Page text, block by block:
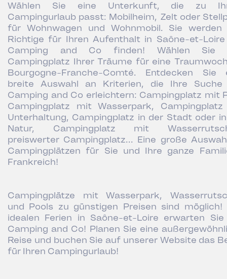
Wählen Sie eine Unterkunft, die zu
Campingurlaub passt: Mobilheim, Zelt oder
für Wohnwagen und Wohnmobil. Sie werden
Richtige für Ihren Aufenthalt in Saône-et-
Camping and Co finden! Wählen Sie
Campingplatz Ihrer Träume für eine
Bourgogne-Franche-Comté. Entdecken Sie
breite Auswahl an Kriterien, die Ihre
Camping and Co erleichtern: Campingplatz mit
Campingplatz mit Wasserpark,
Unterhaltung, Campingplatz in der Stadt oder
Natur, Campingplatz mit
preiswerter Campingplatz... Eine große
Campingplätzen für Sie und Ihre ganze
Frankreich!
Campingplätze mit Wasserpark,
und Pools zu günstigen Preisen sind möglich!
idealen Ferien in Saône-et-Loire erwarten
Camping and Co! Planen Sie eine
Reise und buchen Sie auf unserer Website das
für Ihren Campingurlaub!